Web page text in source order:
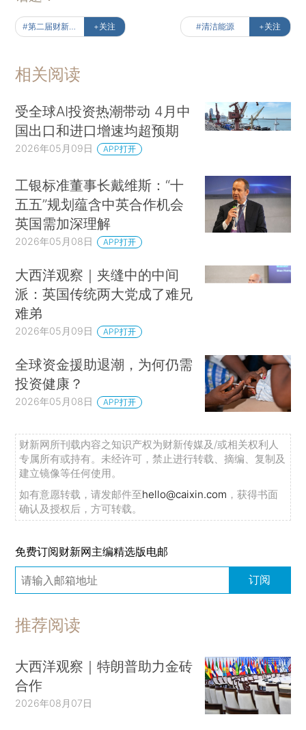
+关注 #清洁能源 +关注
相关阅读
受全球AI投资热潮带动 4月中
国出口和进口增速均超预期
2026年05月09日 APP打开
工银标准董事长戴维斯：“十
五五”规划蕴含中英合作机会
英国需加深理解
2026年05月08日 APP打开
大西洋观察｜夹缝中的中间
派：英国传统两大党成了难兄
难弟
2026年05月09日 APP打开
全球资金援助退潮，为何仍需
投资健康？
2026年05月08日 APP打开
财新网所刊载内容之知识产权为财新传媒及/或相关权利人
专属所有或持有。未经许可，禁止进行转载、摘编、复制及
建立镜像等任何使用。
如有意愿转载，请发邮件至hello@caixin.com ，获得书面
确认及授权后，方可转载。
免费订阅财新网主编精选版电邮
订阅
推荐阅读
大西洋观察｜特朗普助力金砖
合作
2026年08月07日